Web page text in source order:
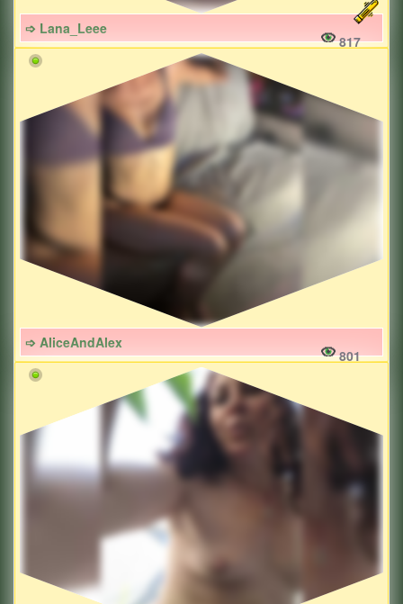
➩ Lana_Leee
817
➩ AliceAndAlex
801